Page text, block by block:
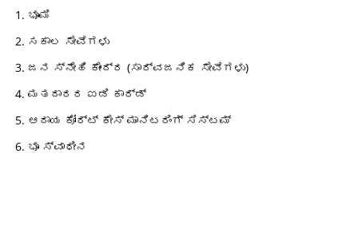
ಭೂಮಿ
ಸಕಾಲ ಸೇವೆಗಳು
ಜನ ಸ್ನೇಹಿ ಕೇಂದ್ರ (ಸಾರ್ವಜನಿಕ ಸೇವೆಗಳು)
ಮತದಾರರ ಐಡಿ ಕಾರ್ಡ್
ಆದಾಯ ಕೋರ್ಟ್ ಕೇಸ್ ಮಾನಿಟರಿಂಗ್ ಸಿಸ್ಟಮ್
ಭೂ ಸ್ವಾಧೀನ